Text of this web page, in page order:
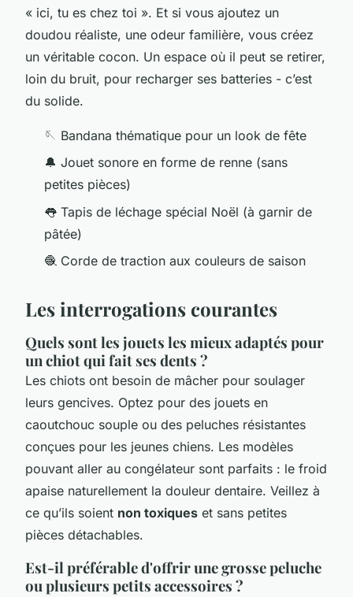
« ici, tu es chez toi ». Et si vous ajoutez un
doudou réaliste, une odeur familière, vous créez
un véritable cocon. Un espace où il peut se retirer,
loin du bruit, pour recharger ses batteries - c’est
du solide.
🪡 Bandana thématique pour un look de fête
🔔 Jouet sonore en forme de renne (sans
petites pièces)
👅 Tapis de léchage spécial Noël (à garnir de
pâtée)
🧶 Corde de traction aux couleurs de saison
Les interrogations courantes
Quels sont les jouets les mieux adaptés pour
un chiot qui fait ses dents ?
Les chiots ont besoin de mâcher pour soulager
leurs gencives. Optez pour des jouets en
caoutchouc souple ou des peluches résistantes
conçues pour les jeunes chiens. Les modèles
pouvant aller au congélateur sont parfaits : le froid
apaise naturellement la douleur dentaire. Veillez à
ce qu’ils soient non toxiques et sans petites
pièces détachables.
Est-il préférable d'offrir une grosse peluche
ou plusieurs petits accessoires ?